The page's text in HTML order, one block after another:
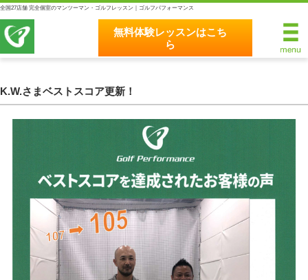
全国27店舗 完全個室のマンツーマン・ゴルフレッスン｜ゴルフパフォーマンス
無料体験レッスンはこち
ら
無料体験レッスンはこちら
完全個室マンツーマンレッスン
統一されたレッスン理論
最新のスイング解析システム
独自のコースティーチング
クラブフィッティングの５つのこだわり
K.W.さまベストスコア更新！